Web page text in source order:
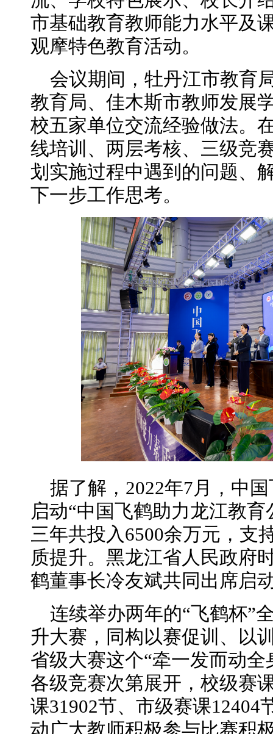
市基础教育教师能力水平及
观摩特色教育活动。
会议期间，牡丹江市教育
教育局、佳木斯市教师发展
校五家单位交流经验做法。
线培训、两层考核、三级竞
划实施过程中遇到的问题、
下一步工作思考。
据了解，2022年7月，中
启动“中国飞鹤助力龙江教
三年共投入6500余万元，支
质提升。黑龙江省人民政府
鹤董事长冷友斌共同出席启
连续举办两年的“飞鹤杯”
升大赛，同构以赛促训、以
省级大赛这个“牵一发而动
各级竞赛次第展开，校级赛
课31902节、市级赛课12404
动广大教师积极参与比赛积